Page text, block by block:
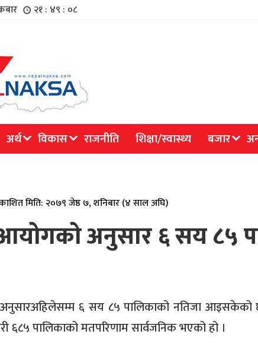
२१ : ४९ : ०८
अर्थ विकास राजनीति शिक्षा/स्वास्थ्य बजार
मिति: २०७९ जेष्ठ ७, शनिबार (४ साल अघि)
आयोगको अनुसार ६ सय ८५
अनुसारअहिलेसम्म ६ सय ८५ पालिकाको नतिजा
६८५ पालिकाको मतपरिणाम सार्वजनिक भएको हो ।